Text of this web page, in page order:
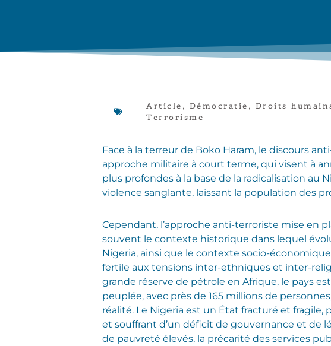
Article , Démocratie , Droits
Terrorisme
Face à la terreur de Boko Haram, le discours
approche militaire à court terme, qui visent à
plus profondes à la base de la radicalisation au
violence sanglante, laissant la population des
Cependant, l’approche anti-terroriste mise en
souvent le contexte historique dans lequel
Nigeria, ainsi que le contexte socio-
fertile aux tensions inter-ethniques et inter-
grande réserve de pétrole en Afrique, le pays
peuplée, avec près de 165 millions de
réalité. Le Nigeria est un État fracturé et
et souffrant d’un déficit de gouvernance et de
de pauvreté élevés, la précarité des services